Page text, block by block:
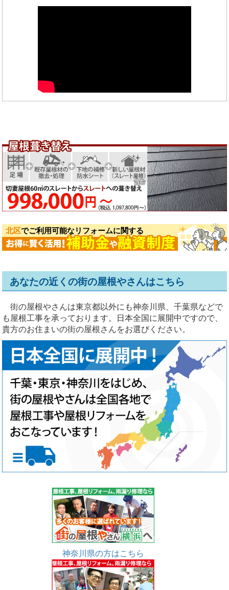
北区でご利用可能なリフォームに関する
あなたの近くの街の屋根やさんはこちら
街の屋根やさんは東京都以外にも神奈川県、千葉県などで
も屋根工事を承っております。日本全国に展開中ですので、
貴方のお住まいの街の屋根さんをお選びください。
神奈川県の方はこちら